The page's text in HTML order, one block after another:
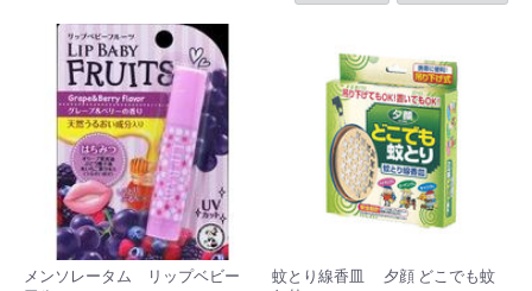
メンソレータム リップベビー
蚊とり線香皿 夕顔 どこでも蚊